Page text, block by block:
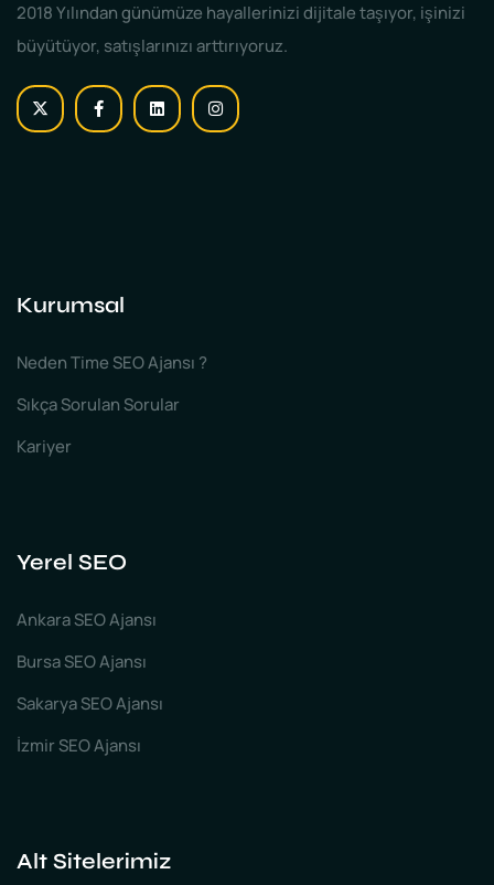
2018 Yılından günümüze hayallerinizi dijitale taşıyor, işinizi
büyütüyor, satışlarınızı arttırıyoruz.
Kurumsal
Neden Time SEO Ajansı ?
Sıkça Sorulan Sorular
Kariyer
Yerel SEO
Ankara SEO Ajansı
Bursa SEO Ajansı
Sakarya SEO Ajansı
İzmir SEO Ajansı
Alt Sitelerimiz